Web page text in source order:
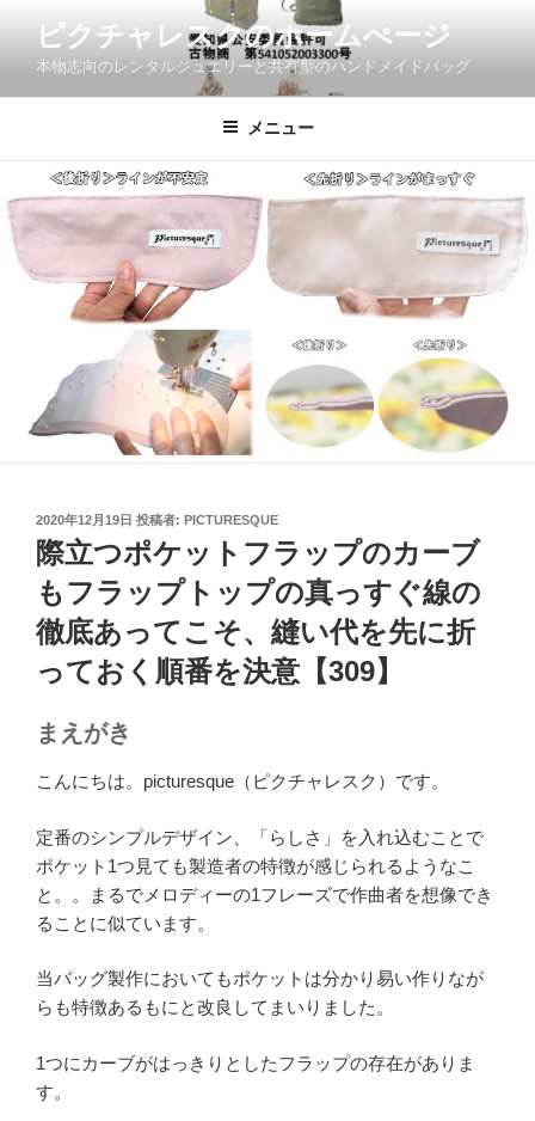
ン
キ
ッ
ピクチャレスクのホームぺージ
本物志向のレンタルジュエリーと共有型のハンドメイドバッグ
メニュー
投
稿
日:
2020年12月19日 投稿者: PICTURESQUE
際立つポケットフラップのカーブ
もフラップトップの真っすぐ線の
徹底あってこそ、縫い代を先に折
っておく順番を決意【309】
まえがき
こんにちは。picturesque（ピクチャレスク）です。
定番のシンプルデザイン、「らしさ」を入れ込むことで
ポケット1つ見ても製造者の特徴が感じられるようなこ
と。。まるでメロディーの1フレーズで作曲者を想像でき
ることに似ています。
当バッグ製作においてもポケットは分かり易い作りなが
らも特徴あるもにと改良してまいりました。
1つにカーブがはっきりとしたフラップの存在がありま
す。